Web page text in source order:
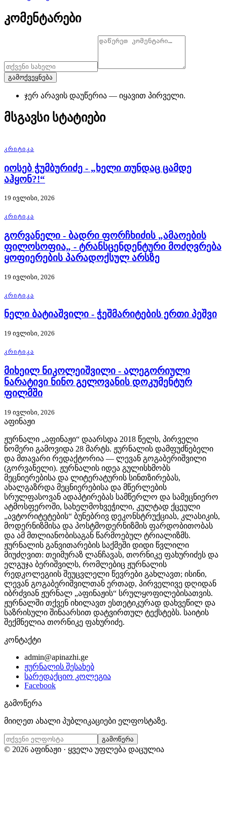
კომენტარები
გამოქვეყნება
ჯერ არავის დაუწერია — იყავით პირველი.
მსგავსი სტატიები
ᲙᲠᲘᲢᲘᲙᲐ
იოსებ ჭუმბურიძე - „ხელი თუნდაც ცამდე
აჰყონ?!“
19 ივლისი, 2026
ᲙᲠᲘᲢᲘᲙᲐ
გორვანელი - ბადრი ფორჩხიძის „ამაოების
ფილოსოფია„ - ტრანსცენდენტური მოძღვრება
ყოფიერების პარადოქსულ არსზე
19 ივლისი, 2026
ᲙᲠᲘᲢᲘᲙᲐ
ნელი ბატიაშვილი - ჭეშმარიტების ერთი პეშვი
19 ივლისი, 2026
ᲙᲠᲘᲢᲘᲙᲐ
მიხეილ ნიკოლეიშვილი - ალეგორიული
ნარატივი ნინო გელოვანის დოკუმენტურ
ფილმში
19 ივლისი, 2026
აფინაჟი
ჟურნალი „აფინაჟი“ დაარსდა 2018 წელს, პირველი
ნომერი გამოვიდა 28 მარტს. ჟურნალის დამფუძნებელი
და მთავარი რედაქტორია — ლევან გოგაბერიშვილი
(გორვანელი). ჟურნალის იდეა გულისხმობს
მეცნიერებისა და ლიტერატურის სინთზირებას,
ახალგაზრდა მეცნიერებისა და მწერლების
სრულფასოვან ადაპტირებას სამწერლო და სამეცნიერო
ატმოსფეროში, სახელმოხვეჭილი, კულტად ქცეული
„ავტორიტეტების“ ბუნებრივ დეკონსტრუქციას, კლასიკის,
მოდერნიზმისა და პოსტმოდერნიზმის ფარდობითობას
და ამ მთლიანობისაგან წარმოებულ ტრიალიზმს.
ჟურნალის განვითარების საქმეში დიდი წვლილი
მიუძღვით: თეიმურაზ ლანჩავას, თორნიკე ფახურიძეს და
ელგუჯა ბერიშვილს, რომლებიც ჟურნალის
რედკოლეგიის შეუცვლელი წევრები გახლავთ; ისინი,
ლევან გოგაბერიშვილთან ერთად, პირველივე დღიდან
იბრძვიან ჟურნალ „აფინაჟის“ სრულყოფილებისათვის.
ჟურნალში თქვენ იხილავთ ესთეტიკურად დახვეწილ და
საზრისული შინაარსით დატვირთულ ტექსტებს. საიტის
შექმნელია თორნიკე ფახურიძე.
კონტაქტი
admin@apinazhi.ge
ჟურნალის შესახებ
სარედაქციო კოლეგია
Facebook
გამოწერა
მიიღეთ ახალი პუბლიკაციები ელფოსტაზე.
გამოწერა
© 2026 აფინაჟი · ყველა უფლება დაცულია